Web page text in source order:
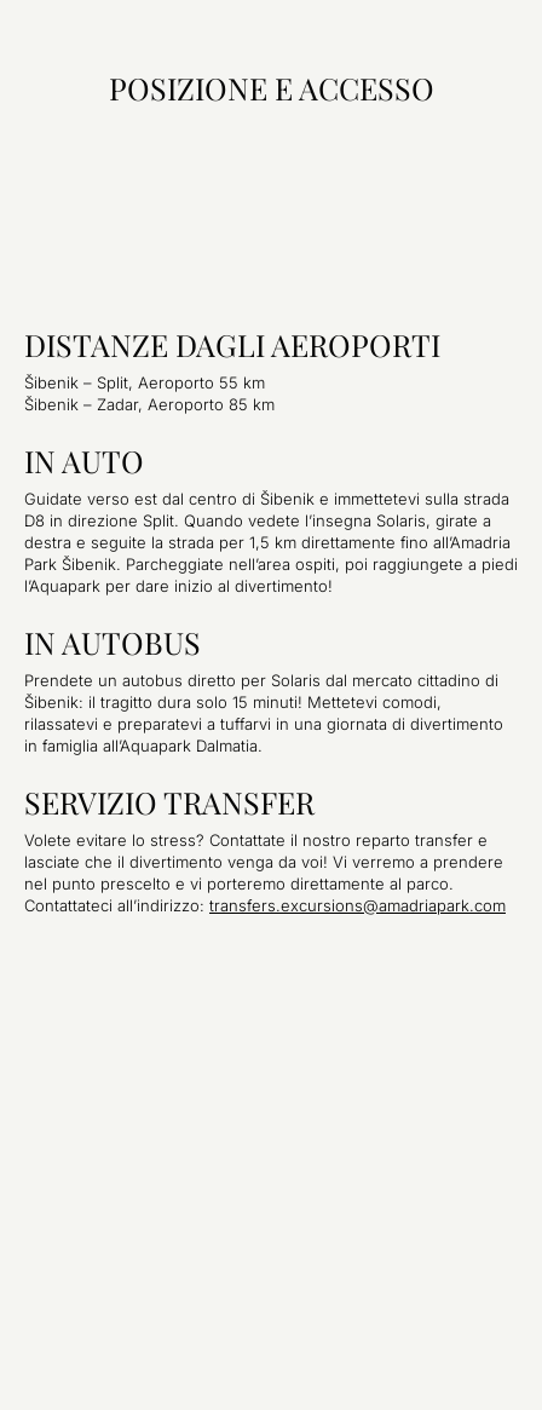
POSIZIONE E ACCESSO
DISTANZE DAGLI AEROPORTI
Šibenik – Split, Aeroporto 55 km
Šibenik – Zadar, Aeroporto 85 km
IN AUTO
Guidate verso est dal centro di Šibenik e immettetevi sulla strada
D8 in direzione Split. Quando vedete l’insegna Solaris, girate a
destra e seguite la strada per 1,5 km direttamente fino all’Amadria
Park Šibenik. Parcheggiate nell’area ospiti, poi raggiungete a piedi
l’Aquapark per dare inizio al divertimento!
IN AUTOBUS
Prendete un autobus diretto per Solaris dal mercato cittadino di
Šibenik: il tragitto dura solo 15 minuti! Mettetevi comodi,
rilassatevi e preparatevi a tuffarvi in una giornata di divertimento
in famiglia all’Aquapark Dalmatia.
SERVIZIO TRANSFER
Volete evitare lo stress? Contattate il nostro reparto transfer e
lasciate che il divertimento venga da voi! Vi verremo a prendere
nel punto prescelto e vi porteremo direttamente al parco.
Contattateci all’indirizzo: transfers.excursions@amadriapark.com